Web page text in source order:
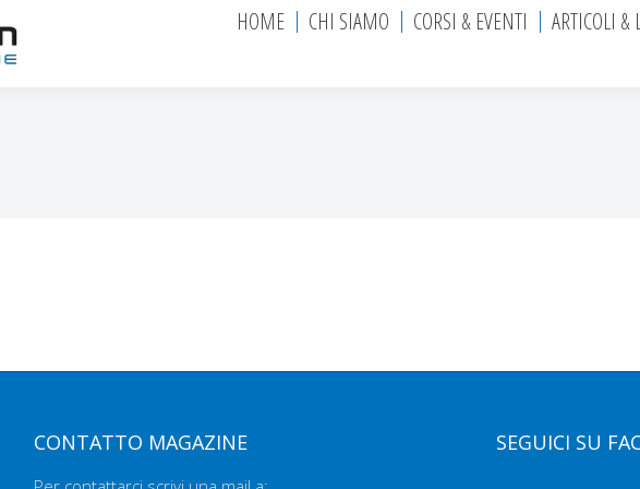
HOME CHI SIAMO CORSI & EVENTI ARTICOLI &
CONTATTO MAGAZINE SEGUICI SU